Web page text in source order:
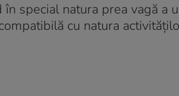
special natura prea vagă a
cu natura